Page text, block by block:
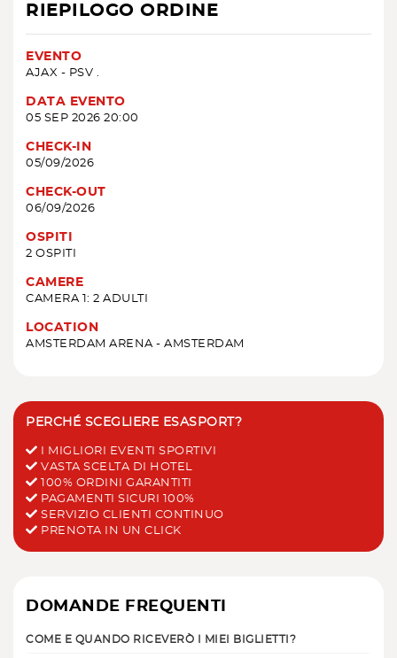
RIEPILOGO ORDINE
EVENTO
AJAX - PSV .
DATA EVENTO
05 SEP 2026 20:00
CHECK-IN
05/09/2026
CHECK-OUT
06/09/2026
OSPITI
2 OSPITI
CAMERE
CAMERA 1: 2 ADULTI
LOCATION
AMSTERDAM ARENA - AMSTERDAM
PERCHÉ SCEGLIERE ESASPORT?
I MIGLIORI EVENTI SPORTIVI
VASTA SCELTA DI HOTEL
100% ORDINI GARANTITI
PAGAMENTI SICURI 100%
SERVIZIO CLIENTI CONTINUO
PRENOTA IN UN CLICK
DOMANDE FREQUENTI
COME E QUANDO RICEVERÒ I MIEI BIGLIETTI?